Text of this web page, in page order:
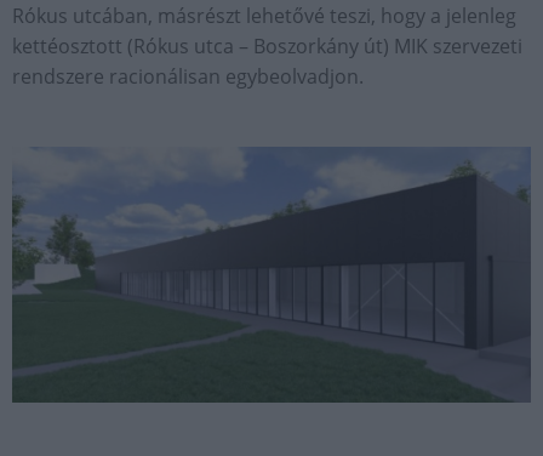
Rókus utcában, másrészt lehetővé teszi, hogy a jelenleg
kettéosztott (Rókus utca – Boszorkány út) MIK szervezeti
rendszere racionálisan egybeolvadjon.